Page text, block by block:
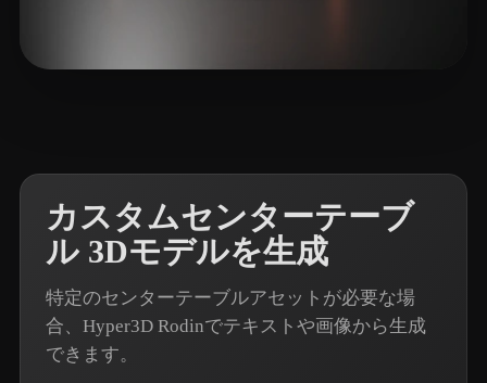
カスタムセンターテーブ
ル 3Dモデルを生成
特定のセンターテーブルアセットが必要な場
合、Hyper3D Rodinでテキストや画像から生成
できます。